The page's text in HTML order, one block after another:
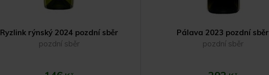
Ryzlink rýnský 2024 pozdní sběr
pozdní sběr
Pálava 2023 pozdní sběr
pozdní sběr